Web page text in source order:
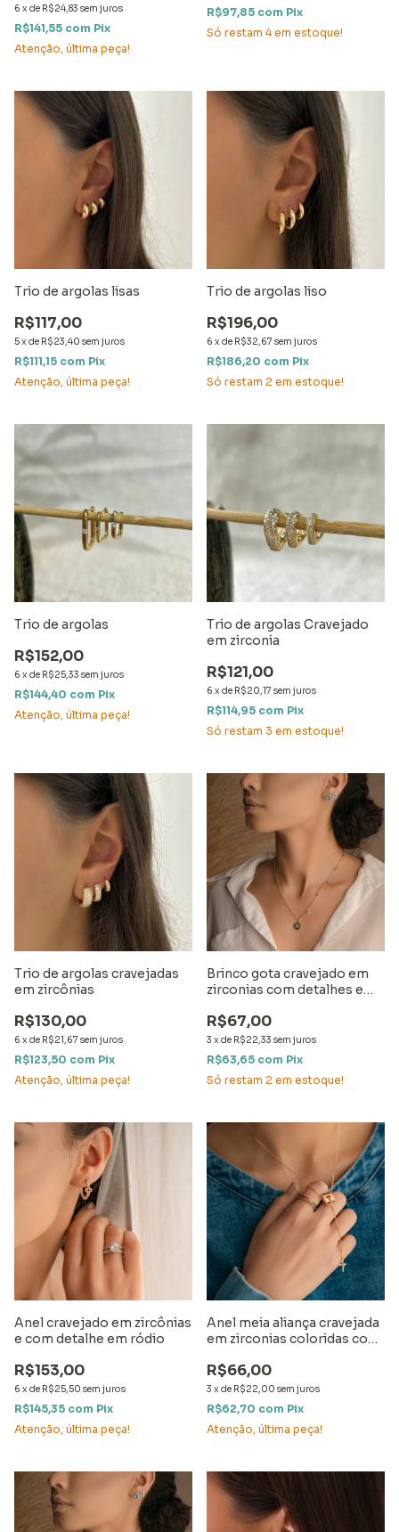
6 x de R$24,83 sem juros
R$141,55 com Pix
Atenção, última peça!
R$97,85 com Pix
Só restam 4em estoque!
Trio de argolas lisas
R$117,00
5x de R$23,40 sem juros
R$111,15 com Pix
Atenção, última peça!
Trio de argolas liso
R$196,00
6 x de R$32,67 sem juros
R$186,20 com Pix
Só restam 2 em estoque!
Trio de argolas
R$152,00
6 x de R$25,33 sem juros
R$144,40 com Pix
Atenção, última peça!
Trio de argolas Cravejado
em zirconia
R$121,00
6 x de R$20,17 sem juros
R$114,95 com Pix
Só restam 3 em estoque!
Trio de argolas cravejadas
em zircônias
R$130,00
6 x de R$21,67 sem juros
R$123,50 com Pix
Atenção, última peça!
Brinco gota cravejado em
zirconias com detalhes em
R$67,00
3 x de R$22,33 sem juros
R$63,65 com Pix
Só restam 2 em estoque!
Anel cravejado em zircônias
e com detalhe em ródio
R$153,00
6 x de R$25,50 sem juros
R$145,35 com Pix
Atenção, última peça!
Anel meia aliança cravejada
em zirconias coloridas com
R$66,00
3 x de R$22,00 sem juros
R$62,70 com Pix
Atenção, última peça!